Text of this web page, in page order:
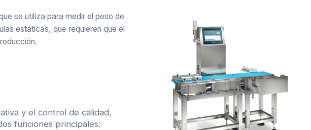
se utiliza para medir el peso de
estáticas, que requieren que el
y el control de calidad,
funciones principales: